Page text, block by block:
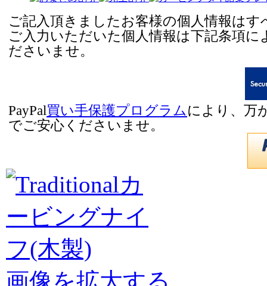
ご記入頂きましたお客様の個人情報は
ご入力いただいた個人情報は下記条項
ださいませ。
PayPal買い手保護プログラム により、万
でご安心くださいませ。